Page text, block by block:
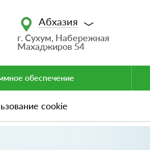
Абхазия
г. Сухум, Набережная
Махаджиров 54
обеспечение
cookie